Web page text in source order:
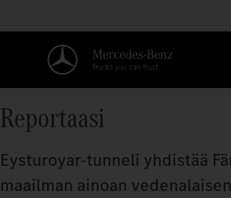
Reportaasi
Eysturoyar-tunneli yhdistää
maailman ainoan